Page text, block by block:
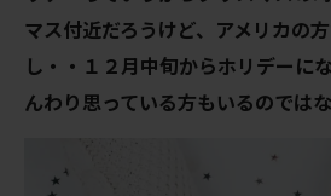
マス付近だろうけど、アメリカの
し・・１２月中旬からホリデーに
んわり思っている方もいるのでは